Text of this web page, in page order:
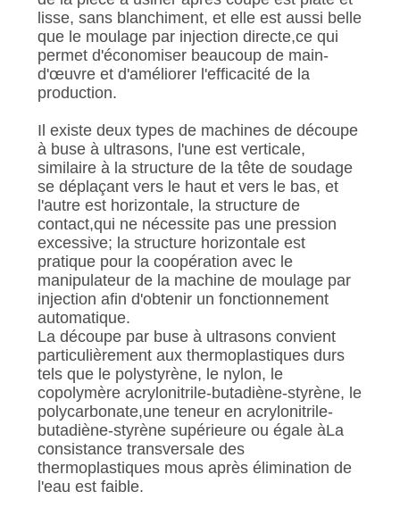
lisse, sans blanchiment, et elle est aussi belle
que le moulage par injection directe,ce qui
permet d'économiser beaucoup de main-
d'œuvre et d'améliorer l'efficacité de la
production.
Il existe deux types de machines de découpe
à buse à ultrasons, l'une est verticale,
similaire à la structure de la tête de soudage
se déplaçant vers le haut et vers le bas, et
l'autre est horizontale, la structure de
contact,qui ne nécessite pas une pression
excessive; la structure horizontale est
pratique pour la coopération avec le
manipulateur de la machine de moulage par
injection afin d'obtenir un fonctionnement
automatique.
La découpe par buse à ultrasons convient
particulièrement aux thermoplastiques durs
tels que le polystyrène, le nylon, le
copolymère acrylonitrile-butadiène-styrène, le
polycarbonate,une teneur en acrylonitrile-
butadiène-styrène supérieure ou égale àLa
consistance transversale des
thermoplastiques mous après élimination de
l'eau est faible.